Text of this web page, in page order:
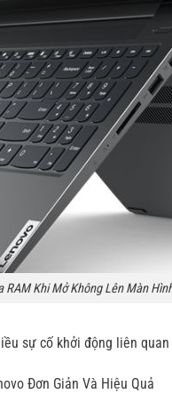
RAM Khi Mở Không Lên Màn
sự cố khởi động liên
Đơn Giản Và Hiệu Quả